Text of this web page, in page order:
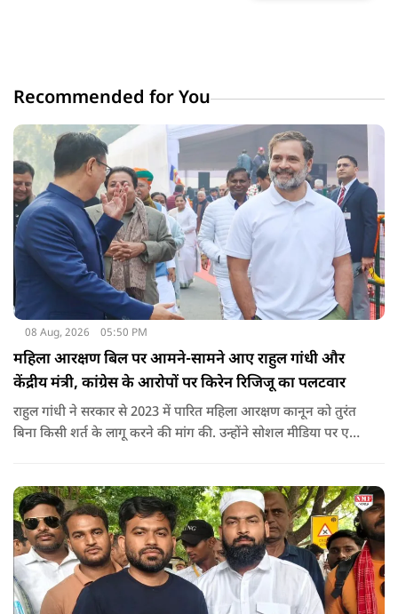
Recommended for You
08 Aug, 2026 05:50 PM
महिला आरक्षण बिल पर आमने-सामने आए राहुल गांधी और
केंद्रीय मंत्री, कांग्रेस के आरोपों पर किरेन रिजिजू का पलटवार
राहुल गांधी ने सरकार से 2023 में पारित महिला आरक्षण कानून को तुरंत
बिना किसी शर्त के लागू करने की मांग की. उन्होंने सोशल मीडिया पर एक